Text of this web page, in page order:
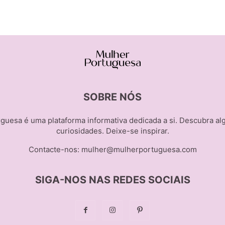
SOBRE NÓS
é uma plataforma informativa dedicada a si. Descubra
curiosidades. Deixe-se inspirar.
Contacte-nos: mulher@mulherportuguesa.com
SIGA-NOS NAS REDES SOCIAIS